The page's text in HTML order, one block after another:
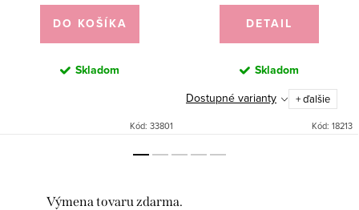
DO KOŠÍKA
Skladom
Kód: 33801
DETAIL
Skladom
Dostupné varianty + ďalšie
Kód: 18213
Výmena tovaru zdarma.